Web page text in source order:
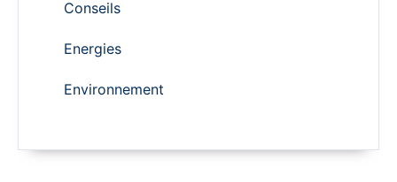
Conseils
Energies
Environnement